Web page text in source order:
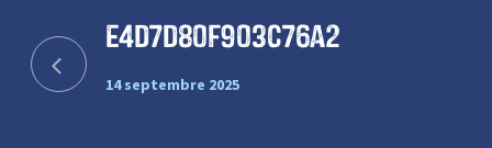
e4d7d80f903c76a2
14 septembre 2025